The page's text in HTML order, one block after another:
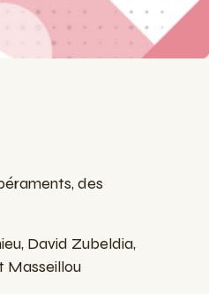
des
David Zubeldia,
Masseillou